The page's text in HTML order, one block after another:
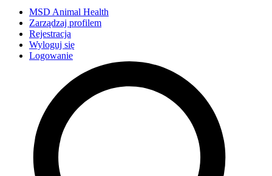
MSD Animal Health
Zarządzaj profilem
Rejestracja
Wyloguj się
Logowanie